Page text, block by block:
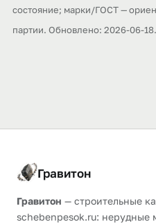
состояние; марки/ГОСТ —
партии. Обновлено: 2026-06-18.
Гравитон
Гравитон — строительные
schebenpesok.ru: нерудные